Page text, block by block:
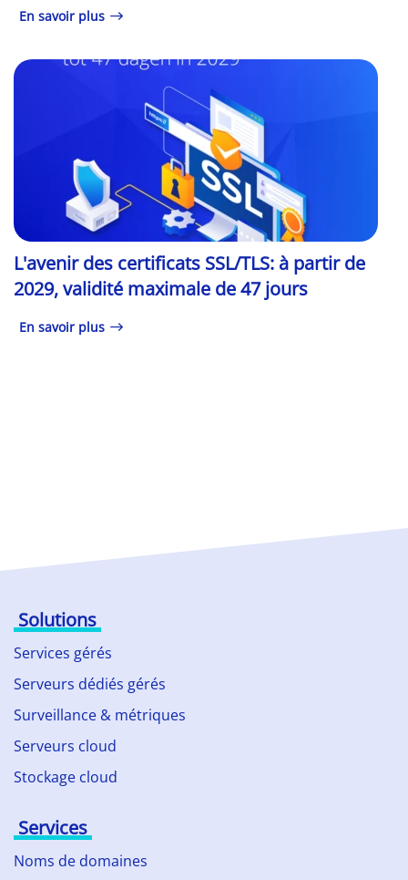
En savoir plus
L'avenir des certificats SSL/TLS: à partir de
2029, validité maximale de 47 jours
En savoir plus
Solutions
Services gérés
Serveurs dédiés gérés
Surveillance & métriques
Serveurs cloud
Stockage cloud
Services
Noms de domaines